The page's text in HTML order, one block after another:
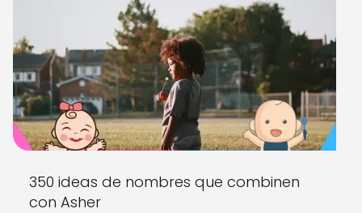
350 ideas de nombres que combinen
con Asher